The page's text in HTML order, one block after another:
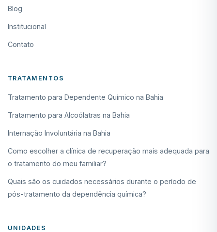
Blog
Institucional
Contato
TRATAMENTOS
Tratamento para Dependente Químico na Bahia
Tratamento para Alcoólatras na Bahia
Internação Involuntária na Bahia
Como escolher a clínica de recuperação mais adequada para
o tratamento do meu familiar?
Quais são os cuidados necessários durante o período de
pós-tratamento da dependência química?
UNIDADES